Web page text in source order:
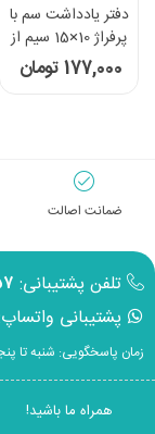
دفتر یادداشت سم با
پرفراژ 10×15 سیم از
15 - طرح قلب
177,000 تومان
ضمانت اصالت
تلفن پشتیبانی:
پشتیبانی
زمان پاسخگویی: شنبه تا
همراه ما باشید!